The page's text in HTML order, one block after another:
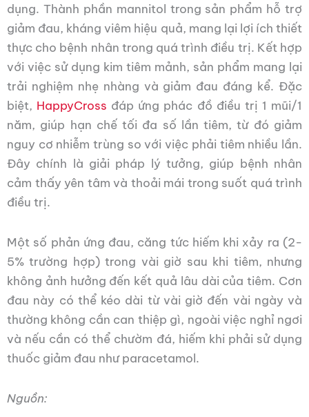
dụng. Thành phần mannitol trong sản phẩm hỗ trợ
giảm đau, kháng viêm hiệu quả, mang lại lợi ích thiết
thực cho bệnh nhân trong quá trình điều trị. Kết hợp
với việc sử dụng kim tiêm mảnh, sản phẩm mang lại
trải nghiệm nhẹ nhàng và giảm đau đáng kể. Đặc
biệt, HappyCross đáp ứng phác đồ điều trị 1 mũi/1
năm, giúp hạn chế tối đa số lần tiêm, từ đó giảm
nguy cơ nhiễm trùng so với việc phải tiêm nhiều lần.
Đây chính là giải pháp lý tưởng, giúp bệnh nhân
cảm thấy yên tâm và thoải mái trong suốt quá trình
điều trị.
Một số phản ứng đau, căng tức hiếm khi xảy ra (2-
5% trường hợp) trong vài giờ sau khi tiêm, nhưng
không ảnh hưởng đến kết quả lâu dài của tiêm. Cơn
đau này có thể kéo dài từ vài giờ đến vài ngày và
thường không cần can thiệp gì, ngoài việc nghỉ ngơi
và nếu cần có thể chườm đá, hiếm khi phải sử dụng
thuốc giảm đau như paracetamol.
Nguồn: